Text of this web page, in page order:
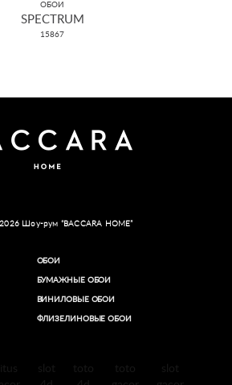
ОБОИ
SPECTRUM
15867
Шоу-рум “BACCARA HOME”
ОБОИ
БУМАЖНЫЕ ОБОИ
ВИНИЛОВЫЕ ОБОИ​
ФЛИЗЕЛИНОВЫЕ ОБОИ